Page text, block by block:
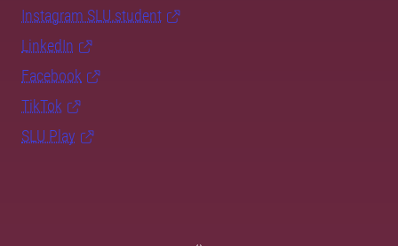
Instagram SLU.student
LinkedIn
Facebook
TikTok
SLU Play